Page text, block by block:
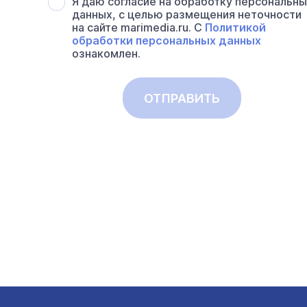
данных, с целью размещения неточности
на сайте marimedia.ru. С Политикой
обработки персональных данных
ознакомлен.
ОТПРАВИТЬ